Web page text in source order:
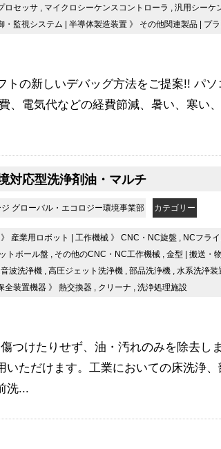
ロセッサ マイクロシーケンスコントローラ 汎用シーケ
・監視システム | 半導体製造装置 》 その他関連製品 | プ
トの新しいデバッグ方法をご提案!! パ
、電気代などの経費節減、暑い、寒い
対応型洗浄剤油・マルチ
グローバル・エコロジー環境事業部 カテゴリー
》 産業用ロボット 工作機械 》 CNC・NC旋盤 , NCフラ
トボール盤 , その他のCNC・NC工作機械 , 金型 搬送・
波洗浄機 , 高圧ジェット洗浄機 , 部品洗浄機 , 水系洗浄装
全装置機器 》 熱交換器 , クリーナ , 洗浄処理施設
つけたりせず、油・汚れのみを除去し
いただけます。工業においての床洗浄
洗...